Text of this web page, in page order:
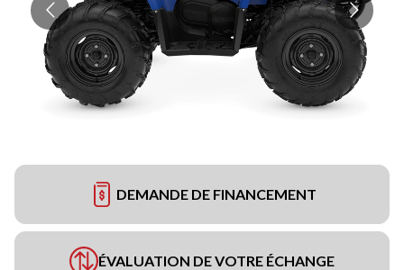
DEMANDE DE FINANCEMENT
ÉVALUATION DE VOTRE ÉCHANGE